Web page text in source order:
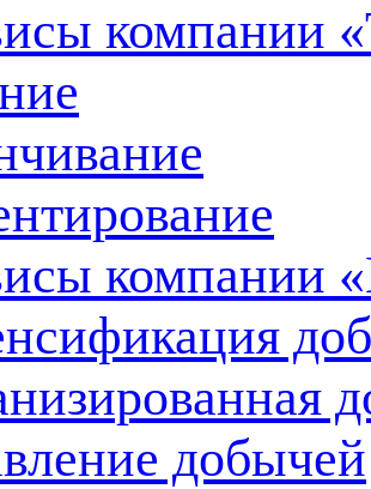
компании
компании
добычей